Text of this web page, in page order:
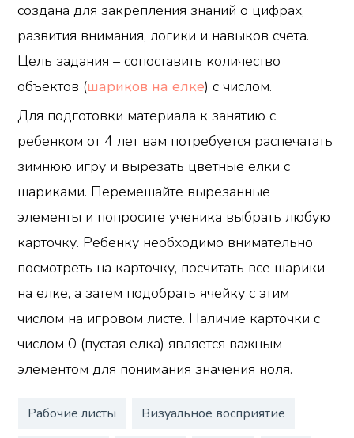
создана для закрепления знаний о цифрах,
развития внимания, логики и навыков счета.
Цель задания – сопоставить количество
объектов (шариков на елке) с числом.
Для подготовки материала к занятию с
ребенком от 4 лет вам потребуется распечатать
зимнюю игру и вырезать цветные елки с
шариками. Перемешайте вырезанные
элементы и попросите ученика выбрать любую
карточку. Ребенку необходимо внимательно
посмотреть на карточку, посчитать все шарики
на елке, а затем подобрать ячейку с этим
числом на игровом листе. Наличие карточки с
числом 0 (пустая елка) является важным
элементом для понимания значения ноля.
Рабочие листы Визуальное восприятие